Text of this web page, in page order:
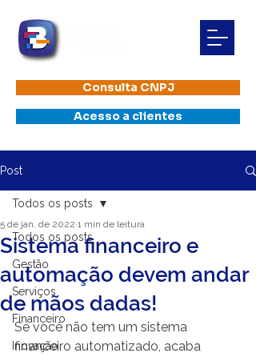
Consulta CNPJ
Acesso a clientes
Post
Todos os posts
Gestão
Serviços
Financeiro
Inovação
Todos os posts
Sistema financeiro e
automação devem andar
de mãos dadas!
5 de jan. de 2022 1 min de leitura
Se você não tem um sistema
financeiro automatizado, acaba